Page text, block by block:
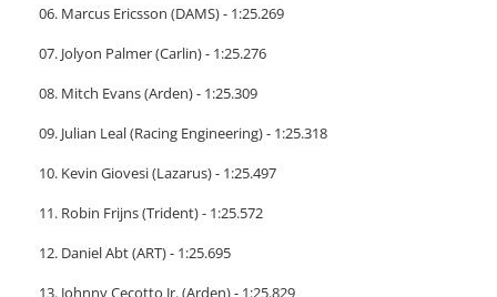
06. Marcus Ericsson (DAMS) - 1:25.269
07. Jolyon Palmer (Carlin) - 1:25.276
08. Mitch Evans (Arden) - 1:25.309
09. Julian Leal (Racing Engineering) - 1:25.318
10. Kevin Giovesi (Lazarus) - 1:25.497
11. Robin Frijns (Trident) - 1:25.572
12. Daniel Abt (ART) - 1:25.695
13. Johnny Cecotto Jr. (Arden) - 1:25.829